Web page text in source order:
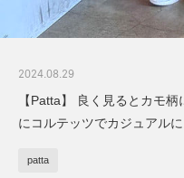
2024.08.29
【Patta】 良く見るとカモ
にコルテッツでカジュアルに
patta